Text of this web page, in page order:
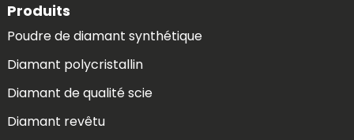
Produits
Poudre de diamant synthétique
Diamant polycristallin
Diamant de qualité scie
Diamant revêtu